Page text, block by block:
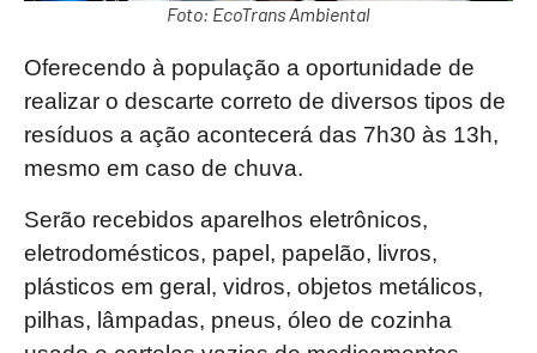
Foto: EcoTrans Ambiental
Oferecendo à população a oportunidade de
realizar o descarte correto de diversos tipos de
resíduos a ação acontecerá das 7h30 às 13h,
mesmo em caso de chuva.
Serão recebidos aparelhos eletrônicos,
eletrodomésticos, papel, papelão, livros,
plásticos em geral, vidros, objetos metálicos,
pilhas, lâmpadas, pneus, óleo de cozinha